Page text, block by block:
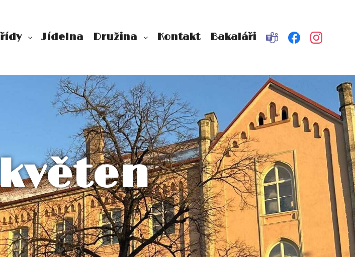
Jídelna Družina Kontakt Bakaláři